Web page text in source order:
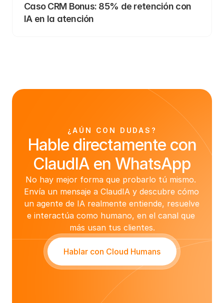
Caso CRM Bonus: 85% de retención con
IA en la atención
¿AÚN CON DUDAS?
Hable directamente con
ClaudIA en WhatsApp
No hay mejor forma que probarlo tú mismo.
Envía un mensaje a ClaudIA y descubre cómo
un agente de IA realmente entiende, resuelve
e interactúa como humano, en el canal que
más usan tus clientes.
Hablar con Cloud Humans